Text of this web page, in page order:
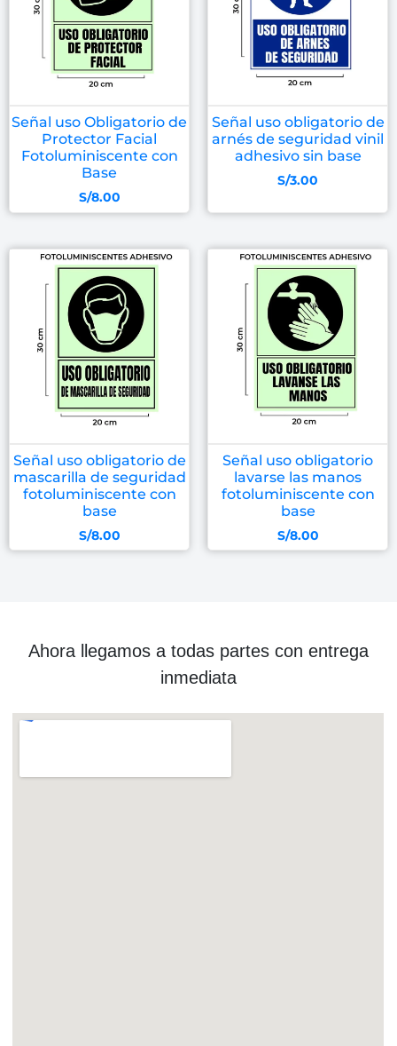
Señal uso Obligatorio de
Protector Facial
Fotoluminiscente con
Base
S/8.00
Señal uso obligatorio de
arnés de seguridad vinil
adhesivo sin base
S/3.00
Señal uso obligatorio de
mascarilla de seguridad
fotoluminiscente con
base
S/8.00
Señal uso obligatorio
lavarse las manos
fotoluminiscente con
base
S/8.00
Ahora llegamos a todas partes con entrega
inmediata